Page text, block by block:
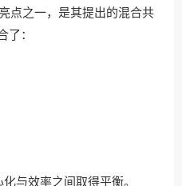
点之一，是其提出的混合共
了：
与效率之间取得平衡。